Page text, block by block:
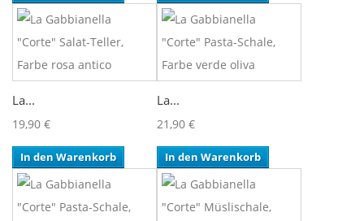
La...
19,90 €
In den Warenkorb
La...
21,90 €
In den Warenkorb